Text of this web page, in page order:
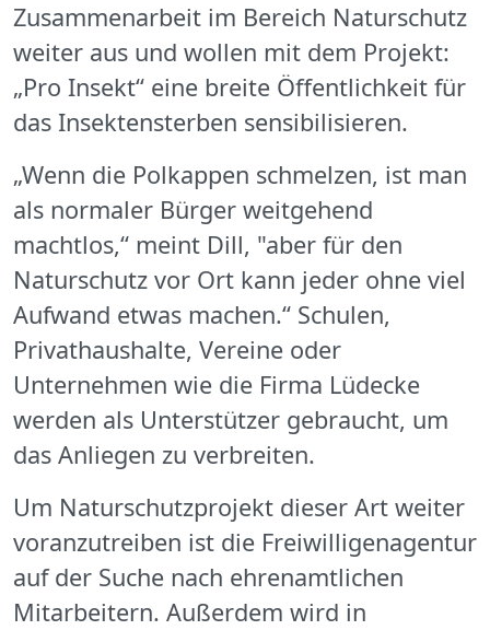
Zusammenarbeit im Bereich Naturschutz
weiter aus und wollen mit dem Projekt:
„Pro Insekt“ eine breite Öffentlichkeit für
das Insektensterben sensibilisieren.
„Wenn die Polkappen schmelzen, ist man
als normaler Bürger weitgehend
machtlos,“ meint Dill, "aber für den
Naturschutz vor Ort kann jeder ohne viel
Aufwand etwas machen.“ Schulen,
Privathaushalte, Vereine oder
Unternehmen wie die Firma Lüdecke
werden als Unterstützer gebraucht, um
das Anliegen zu verbreiten.
Um Naturschutzprojekt dieser Art weiter
voranzutreiben ist die Freiwilligenagentur
auf der Suche nach ehrenamtlichen
Mitarbeitern. Außerdem wird in